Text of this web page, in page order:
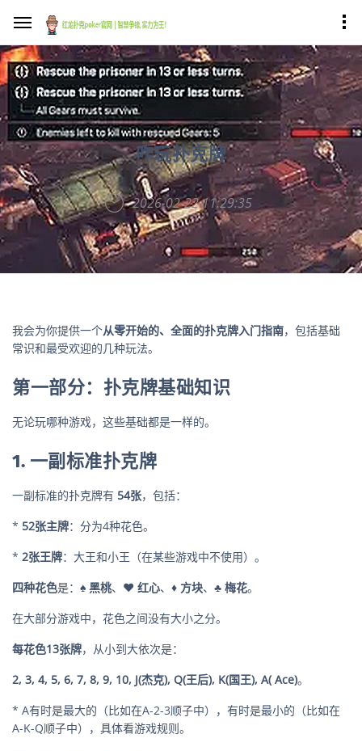
咋玩扑克牌
2026-02-22 11:29:35
我会为你提供一个从零开始的、全面的扑克牌入门指南，包括基础
常识和最受欢迎的几种玩法。
第一部分：扑克牌基础知识
无论玩哪种游戏，这些基础都是一样的。
1. 一副标准扑克牌
一副标准的扑克牌有 54张，包括：
* 52张主牌：分为4种花色。
* 2张王牌：大王和小王（在某些游戏中不使用）。
四种花色是： ♠️ 黑桃、 ♥️ 红心、 ♦️ 方块、 ♣️ 梅花。
在大部分游戏中，花色之间没有大小之分。
每花色13张牌，从小到大依次是：
2, 3, 4, 5, 6, 7, 8, 9, 10, J(杰克), Q(王后), K(国王), A( Ace)。
* A有时是最大的（比如在A-2-3顺子中），有时是最小的（比如在
A-K-Q顺子中），具体看游戏规则。